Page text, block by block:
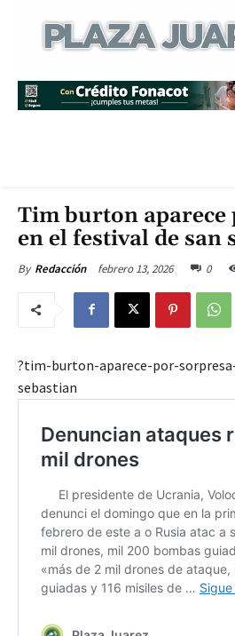
Tim burton aparece
en el festival de
By Redacción febrero 13, 2026 0
?tim-burton-aparece-por-
sebastian